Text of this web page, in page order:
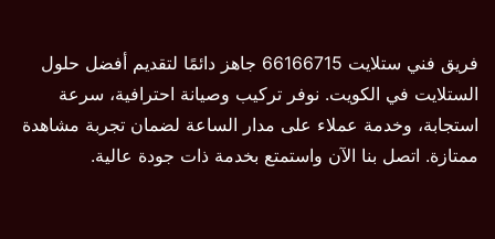
فريق فني ستلايت 66166715 جاهز دائمًا لتقديم أفضل حلول
الستلايت في الكويت. نوفر تركيب وصيانة احترافية، سرعة
استجابة، وخدمة عملاء على مدار الساعة لضمان تجربة مشاهدة
ممتازة. اتصل بنا الآن واستمتع بخدمة ذات جودة عالية.